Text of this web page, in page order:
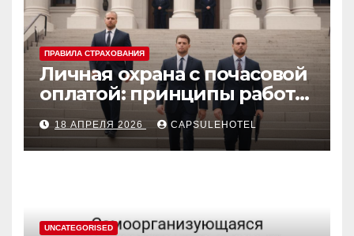
ПРАВИЛА СТРАХОВАНИЯ
Личная охрана с почасовой
оплатой: принципы работы
и правовые аспекты
18 АПРЕЛЯ 2026 CAPSULEHOTEL
UNCATEGORISED